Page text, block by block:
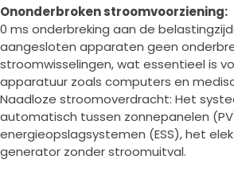
Ononderbroken stroomvoorziening:
0 ms onderbreking aan de
aangesloten apparaten geen
stroomwisselingen, wat essentieel is
apparatuur zoals computers en
Naadloze stroomoverdracht: Het
automatisch tussen zonnepanelen
energieopslagsystemen (ESS), het
generator zonder stroomuitval.